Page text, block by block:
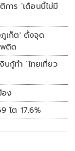
าร ‘เดือนนี้ไม่มี
เก็ต' ตั้งจุด
พติด
นกู้ทำ ‘ไทยเที่ยว
ง
โต 17.6%